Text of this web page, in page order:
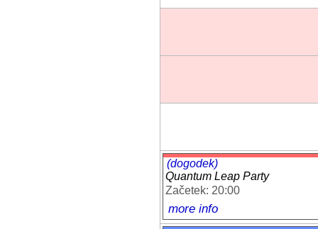
(dogodek)
Quantum Leap Party
Začetek: 20:00
more info